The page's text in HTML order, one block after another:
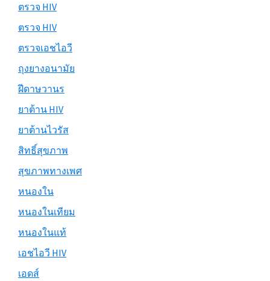
ตรวจ HIV
ตรวจ HIV
ตรวจเอชไอวี
ถุงยางอนามัย
ฝีดาษวานร
ยาต้าน HIV
ยาต้านไวรัส
สิทธิ์สุขภาพ
สุขภาพทางเพศ
หนองใน
หนองในเทียม
หนองในแท้
เอชไอวี HIV
เอดส์